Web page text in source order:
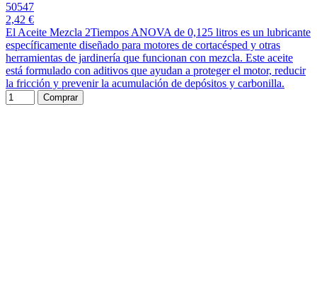
50547
2,42 €
El Aceite Mezcla 2Tiempos ANOVA de 0,125 litros es un lubricante
específicamente diseñado para motores de cortacésped y otras
herramientas de jardinería que funcionan con mezcla. Este aceite
está formulado con aditivos que ayudan a proteger el motor, reducir
la fricción y prevenir la acumulación de depósitos y carbonilla.
Comprar